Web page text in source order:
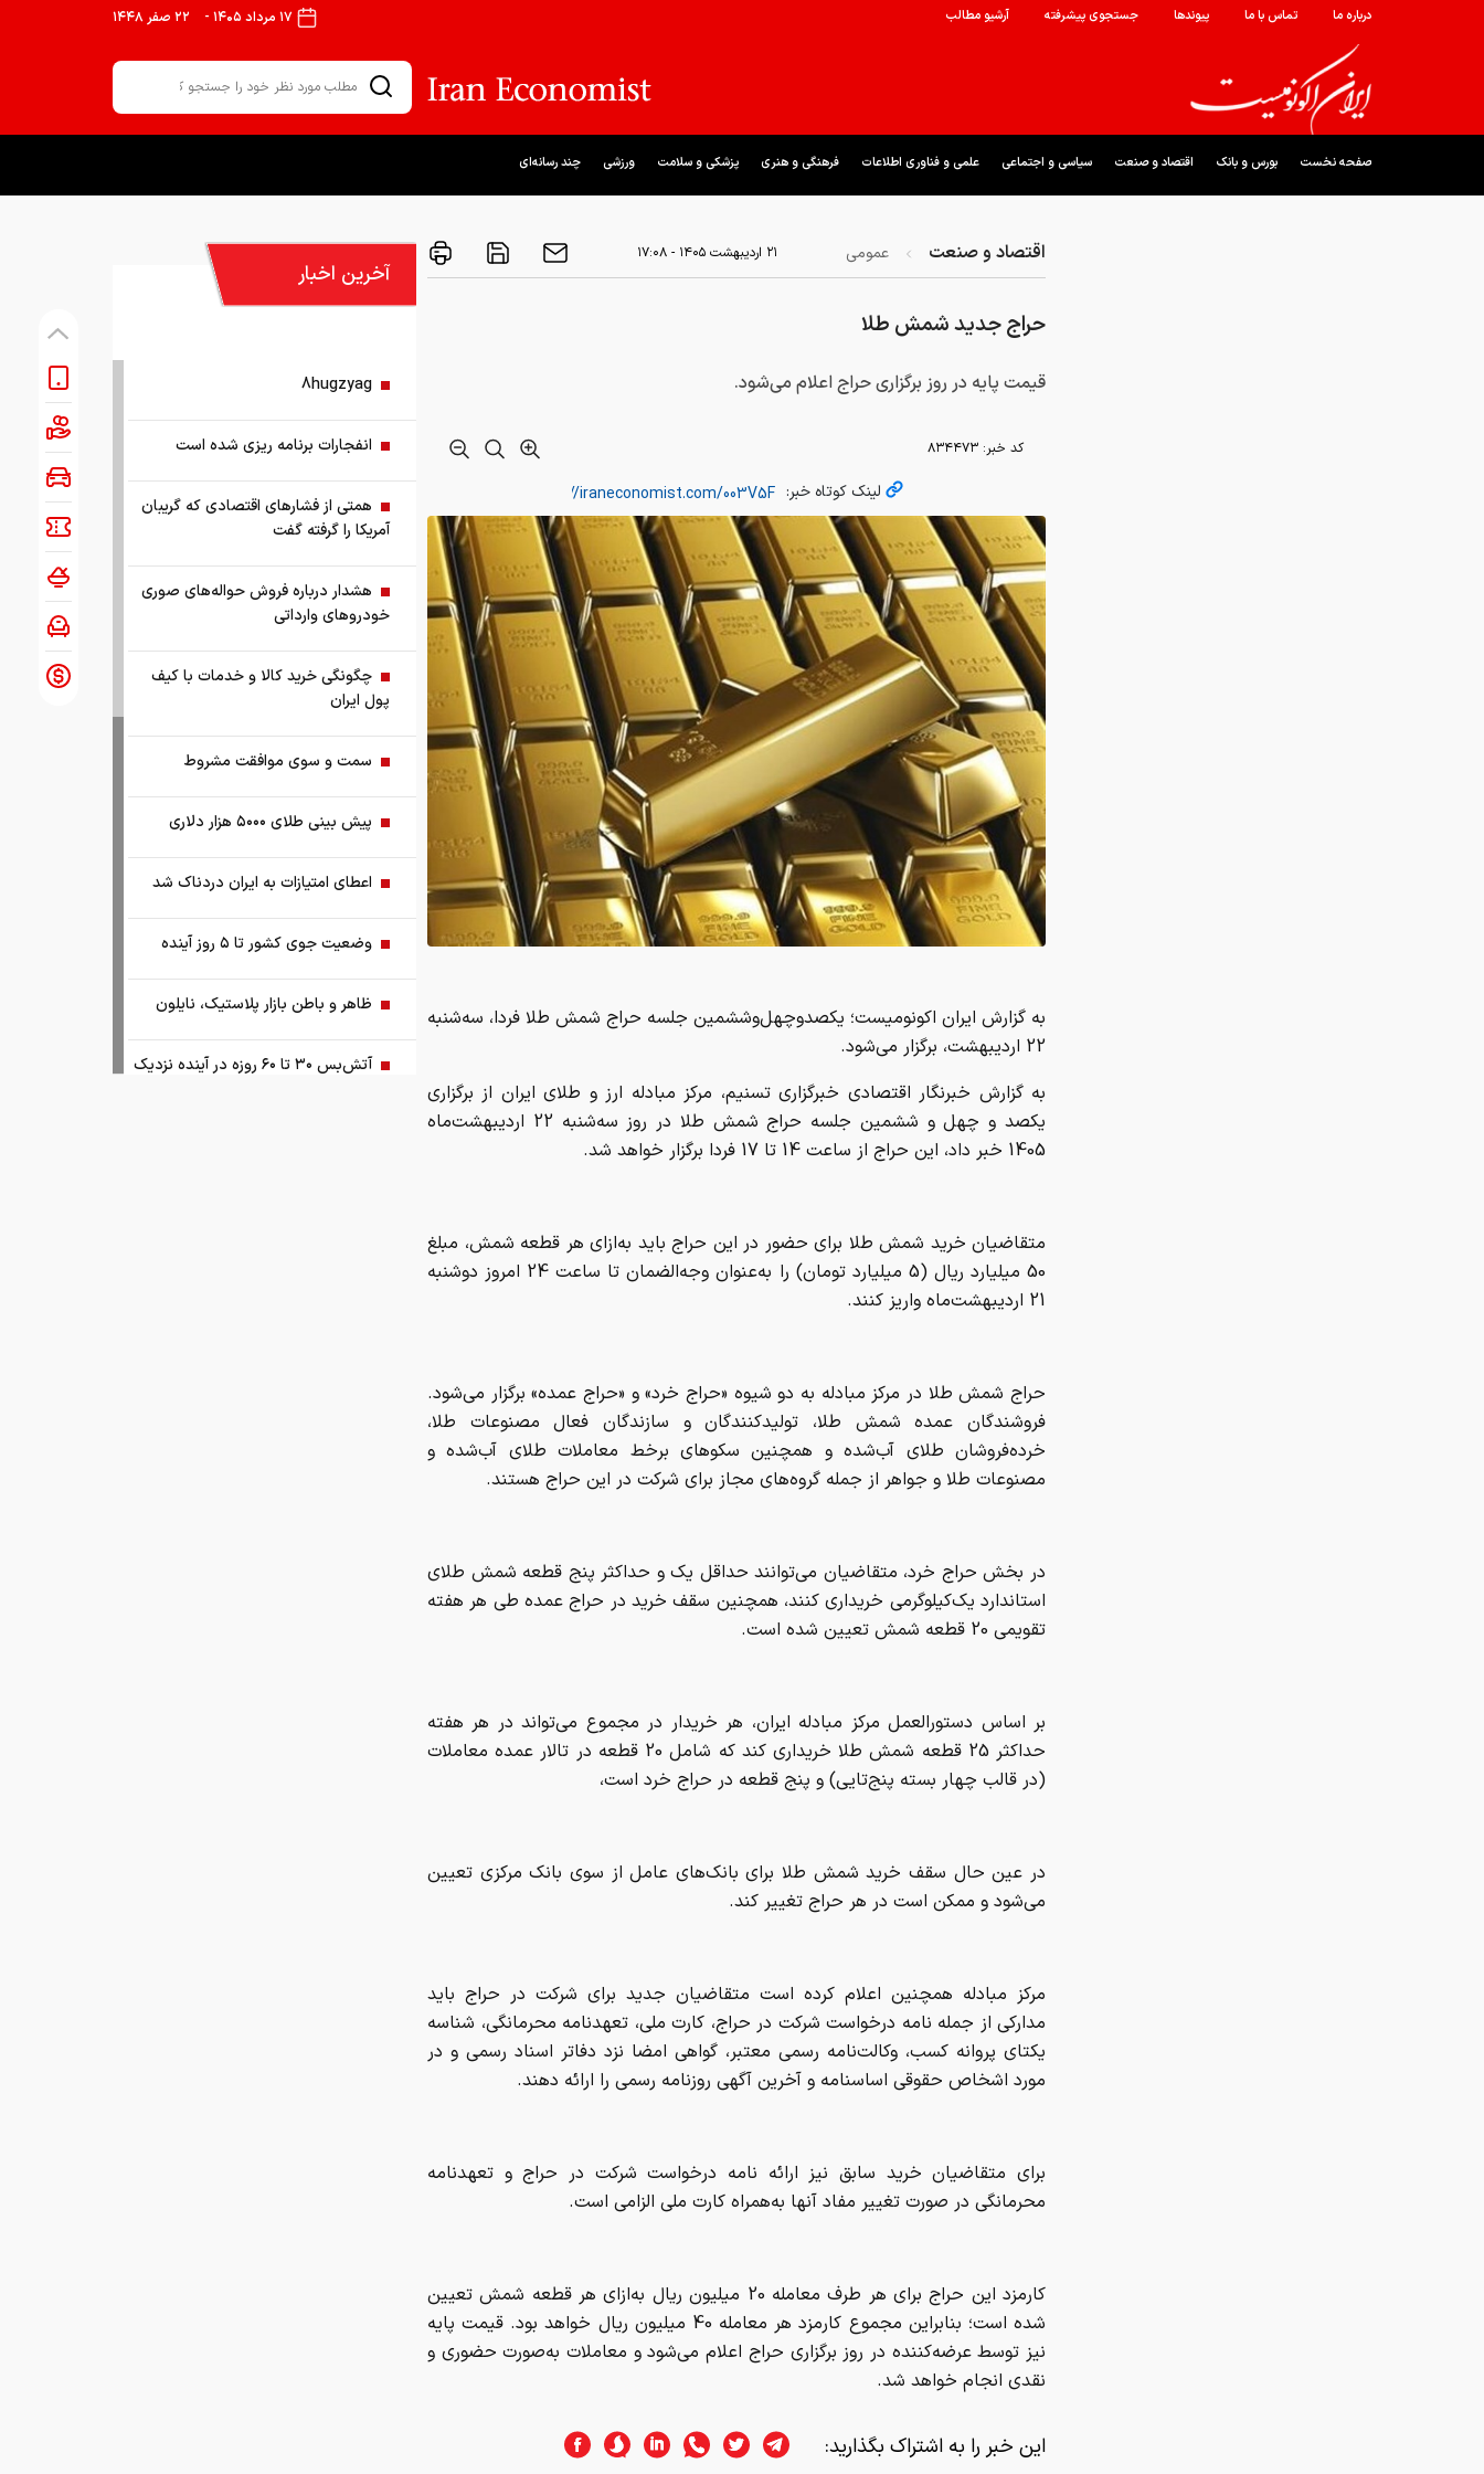
درباره ما تماس با ما پیوندها جستجوی پیشرفته آرشیو مطالب ۱۷ مرداد ۱۴۰۵ - ۲۲ صفر ۱۴۴۸
صفحه نخست بورس و بانک اقتصاد و صنعت سیاسی و اجتماعی علمی و فناوری اطلاعات فرهنگی و هنری پزشکی و سلامت ورزشی چند رسانه‌ای
اقتصاد و صنعت عمومی ۲۱ ارديبهشت ۱۴۰۵ - ۱۷:۰۸
حراج جدید شمش طلا
قیمت پایه در روز برگزاری حراج اعلام می‌شود.
کد خبر: ۸۳۴۴۷۳
لینک کوتاه خبر:
به گزارش ایران اکونومیست؛ یکصدوچهل‌وششمین جلسه حراج شمش طلا فردا، سه‌شنبه
22 اردیبهشت، برگزار می‌شود.
به گزارش خبرنگار اقتصادی خبرگزاری تسنیم، مرکز مبادله ارز و طلای ایران از برگزاری
یکصد و چهل و ششمین جلسه حراج شمش طلا در روز سه‌شنبه 22 اردیبهشت‌ماه
1405 خبر داد، این حراج از ساعت 14 تا 17 فردا برگزار خواهد شد.
متقاضیان خرید شمش طلا برای حضور در این حراج باید به‌ازای هر قطعه شمش، مبلغ
50 میلیارد ریال (5 میلیارد تومان) را به‌عنوان وجه‌الضمان تا ساعت 24 امروز دوشنبه
21 اردیبهشت‌ماه واریز کنند.
حراج شمش طلا در مرکز مبادله به دو شیوه «حراج خرد» و «حراج عمده» برگزار می‌شود.
فروشندگان عمده شمش طلا، تولیدکنندگان و سازندگان فعال مصنوعات طلا،
خرده‌فروشان طلای آب‌شده و همچنین سکوهای برخط معاملات طلای آب‌شده و
مصنوعات طلا و جواهر از جمله گروه‌های مجاز برای شرکت در این حراج هستند.
در بخش حراج خرد، متقاضیان می‌توانند حداقل یک و حداکثر پنج قطعه شمش طلای
استاندارد یک‌کیلوگرمی خریداری کنند، همچنین سقف خرید در حراج عمده طی هر هفته
تقویمی 20 قطعه شمش تعیین شده است.
بر اساس دستورالعمل مرکز مبادله ایران، هر خریدار در مجموع می‌تواند در هر هفته
حداکثر 25 قطعه شمش طلا خریداری کند که شامل 20 قطعه در تالار عمده معاملات
(در قالب چهار بسته پنج‌تایی) و پنج قطعه در حراج خرد است،
در عین حال سقف خرید شمش طلا برای بانک‌های عامل از سوی بانک مرکزی تعیین
می‌شود و ممکن است در هر حراج تغییر کند.
مرکز مبادله همچنین اعلام کرده است متقاضیان جدید برای شرکت در حراج باید
مدارکی از جمله نامه درخواست شرکت در حراج، کارت ملی، تعهدنامه محرمانگی، شناسه
یکتای پروانه کسب، وکالت‌نامه رسمی معتبر، گواهی امضا نزد دفاتر اسناد رسمی و در
مورد اشخاص حقوقی اساسنامه و آخرین آگهی روزنامه رسمی را ارائه دهند.
برای متقاضیان خرید سابق نیز ارائه نامه درخواست شرکت در حراج و تعهدنامه
محرمانگی در صورت تغییر مفاد آنها به‌همراه کارت ملی الزامی است.
کارمزد این حراج برای هر طرف معامله 20 میلیون ریال به‌ازای هر قطعه شمش تعیین
شده است؛ بنابراین مجموع کارمزد هر معامله 40 میلیون ریال خواهد بود. قیمت پایه
نیز توسط عرضه‌کننده در روز برگزاری حراج اعلام می‌شود و معاملات به‌صورت حضوری و
نقدی انجام خواهد شد.
این خبر را به اشتراک بگذارید:
آخرین اخبار
8hugzyag
انفجارات برنامه ریزی شده است
همتی از فشارهای اقتصادی که گریبان
آمریکا را گرفته گفت
هشدار درباره فروش حواله‌های صوری
خودروهای وارداتی
چگونگی خرید کالا و خدمات با کیف
پول ایران
سمت و سوی موافقت مشروط
پیش بینی طلای ۵۰۰۰ هزار دلاری
اعطای امتیازات به ایران دردناک شد
وضعیت جوی کشور تا ۵ روز آینده
ظاهر و باطن بازار پلاستیک، نایلون
آتش‌بس ۳۰ تا ۶۰ روزه در آینده نزدیک